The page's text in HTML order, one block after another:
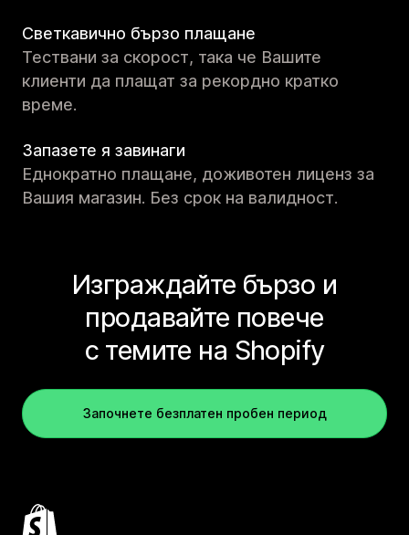
Светкавично бързо плащане
Тествани за скорост, така че Вашите
клиенти да плащат за рекордно кратко
време.
Запазете я завинаги
Еднократно плащане, доживотен лиценз за
Вашия магазин. Без срок на валидност.
Изграждайте бързо и
продавайте повече
с темите на Shopify
Започнете безплатен пробен период